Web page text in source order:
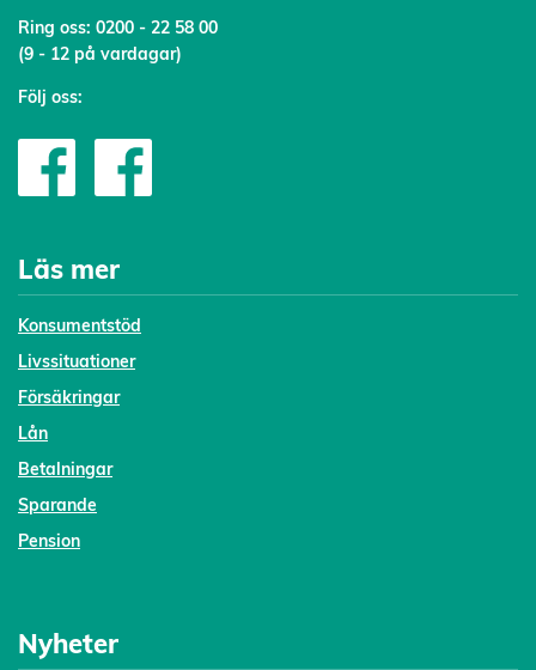
Ring oss: 0200 - 22 58 00
(9 - 12 på vardagar)
Följ oss:
Läs mer
Konsumentstöd
Livssituationer
Försäkringar
Lån
Betalningar
Sparande
Pension
Nyheter